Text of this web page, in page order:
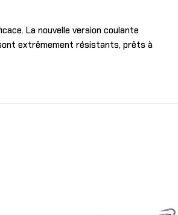
La nouvelle version coulante
extrêmement résistants, prêts à